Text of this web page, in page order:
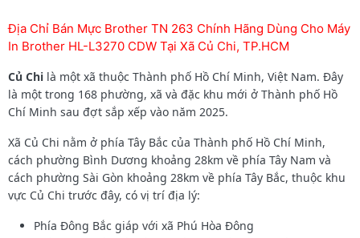
Địa Chỉ Bán Mực Brother TN 263 Chính Hãng Dùng Cho Máy
In Brother HL-L3270 CDW Tại Xã Củ Chi, TP.HCM
Củ Chi là một xã thuộc Thành phố Hồ Chí Minh, Việt Nam. Đây
là một trong 168 phường, xã và đặc khu mới ở Thành phố Hồ
Chí Minh sau đợt sắp xếp vào năm 2025.
Xã Củ Chi nằm ở phía Tây Bắc của Thành phố Hồ Chí Minh,
cách phường Bình Dương khoảng 28km về phía Tây Nam và
cách phường Sài Gòn khoảng 28km về phía Tây Bắc, thuộc khu
vực Củ Chi trước đây, có vị trí địa lý:
Phía Đông Bắc giáp với xã Phú Hòa Đông